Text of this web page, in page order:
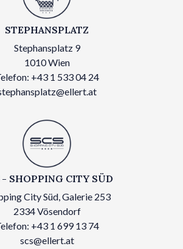
STEPHANSPLATZ
Stephansplatz 9
1010 Wien
+43 1 533 04 24
- SHOPPING CITY SÜD
City Süd, Galerie 253
2334 Vösendorf
+43 1 699 13 74
scs@ellert.at